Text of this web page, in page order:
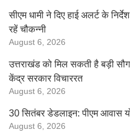
सीएम धामी ने दिए हाई अलर्ट के
रहें चौकन्नी
August 6, 2026
उत्तराखंड को मिल सकती है बड़ी
केंद्र सरकार विचाररत
August 6, 2026
30 सितंबर डेडलाइन: पीएम आवास
August 6, 2026